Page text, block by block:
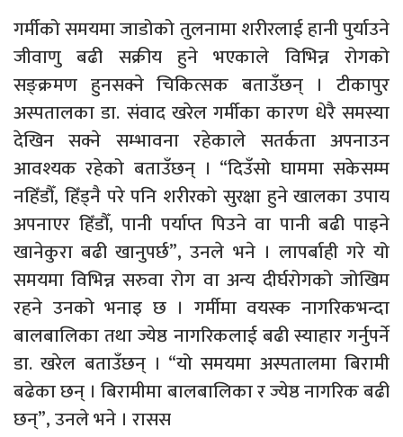
गर्मीको समयमा जाडोको तुलनामा शरीरलाई हानी पुर्याउने
जीवाणु बढी सक्रीय हुने भएकाले विभिन्न रोगको
सङ्क्रमण हुनसक्ने चिकित्सक बताउँछन् । टीकापुर
अस्पतालका डा. संवाद खरेल गर्मीका कारण धेरै समस्या
देखिन सक्ने सम्भावना रहेकाले सतर्कता अपनाउन
आवश्यक रहेको बताउँछन् । “दिउँसो घाममा सकेसम्म
नहिँडौँ, हिँड्नै परे पनि शरीरको सुरक्षा हुने खालका उपाय
अपनाएर हिँडौँ, पानी पर्याप्त पिउने वा पानी बढी पाइने
खानेकुरा बढी खानुपर्छ”, उनले भने । लापर्बाही गरे यो
समयमा विभिन्न सरुवा रोग वा अन्य दीर्घरोगको जोखिम
रहने उनको भनाइ छ । गर्मीमा वयस्क नागरिकभन्दा
बालबालिका तथा ज्येष्ठ नागरिकलाई बढी स्याहार गर्नुपर्ने
डा. खरेल बताउँछन् । “यो समयमा अस्पतालमा बिरामी
बढेका छन् । बिरामीमा बालबालिका र ज्येष्ठ नागरिक बढी
छन्”, उनले भने । रासस